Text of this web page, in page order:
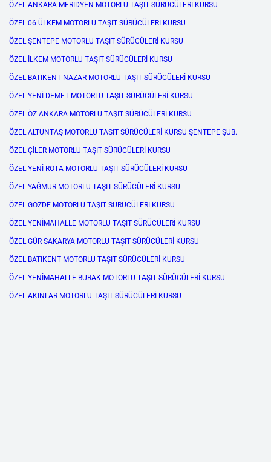
ÖZEL ANKARA MERİDYEN MOTORLU TAŞIT SÜRÜCÜLERİ KURSU
ÖZEL 06 ÜLKEM MOTORLU TAŞIT SÜRÜCÜLERİ KURSU
ÖZEL ŞENTEPE MOTORLU TAŞIT SÜRÜCÜLERİ KURSU
ÖZEL İLKEM MOTORLU TAŞIT SÜRÜCÜLERİ KURSU
ÖZEL BATIKENT NAZAR MOTORLU TAŞIT SÜRÜCÜLERİ KURSU
ÖZEL YENİ DEMET MOTORLU TAŞIT SÜRÜCÜLERİ KURSU
ÖZEL ÖZ ANKARA MOTORLU TAŞIT SÜRÜCÜLERİ KURSU
ÖZEL ALTUNTAŞ MOTORLU TAŞIT SÜRÜCÜLERİ KURSU ŞENTEPE ŞUB.
ÖZEL ÇİLER MOTORLU TAŞIT SÜRÜCÜLERİ KURSU
ÖZEL YENİ ROTA MOTORLU TAŞIT SÜRÜCÜLERİ KURSU
ÖZEL YAĞMUR MOTORLU TAŞIT SÜRÜCÜLERİ KURSU
ÖZEL GÖZDE MOTORLU TAŞIT SÜRÜCÜLERİ KURSU
ÖZEL YENİMAHALLE MOTORLU TAŞIT SÜRÜCÜLERİ KURSU
ÖZEL GÜR SAKARYA MOTORLU TAŞIT SÜRÜCÜLERİ KURSU
ÖZEL BATIKENT MOTORLU TAŞIT SÜRÜCÜLERİ KURSU
ÖZEL YENİMAHALLE BURAK MOTORLU TAŞIT SÜRÜCÜLERİ KURSU
ÖZEL AKINLAR MOTORLU TAŞIT SÜRÜCÜLERİ KURSU